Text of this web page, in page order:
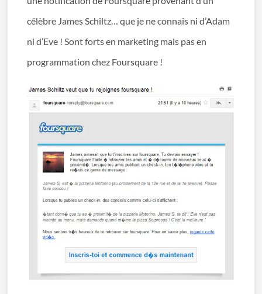
célèbre James Schiltz… que je ne connais ni d’Adam
ni d’Eve ! Sont forts en marketing mais pas en
programmation chez Foursquare !